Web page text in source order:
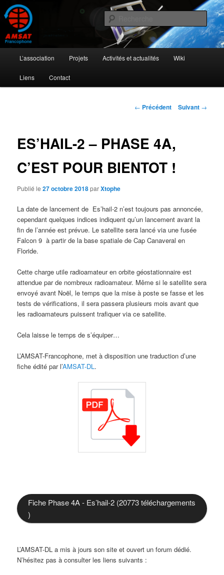
Aller
au
contenu
principalAMSAT Francophone
L'activité radioamateur par satellite
principal
L’association Projets Activités et actualités Wiki
Liens Contact
Navigation
← Précédent Suivant →
ES’HAIL-2 – PHASE 4A,
C’EST POUR BIENTOT !
Publié le27 octobre 2018parXtophe
La date de lancement de Es’hail-2 n’est toujours pas annoncée,
cependant quelques indices indiquent qu’un lancement avant la
fin de l’année est prévue. Le satellite sera lancé via une fusée
Falcon 9 à partir de la base spatiale de Cap Canaveral en
Floride.
Cette charge utile radioamateur en orbite géostationnaire est
attendue par de nombreux radioamateur. Même si le satellite sera
envoyé avant Noël, le temps que la mise à poste se fasse et les
tests de vérifications, il sera passera plusieurs mois avant que
les radioamateurs puissent trafiquer via ce satellite.
Cela laisse le temps de s’équiper…
L’AMSAT-Francophone, met à disposition une traduction d’une
fiche édité par l’AMSAT-DL.
Fiche Phase 4A - Es’hail-2 (20773 téléchargements
)
L’AMSAT-DL a mis à jours son site et ouvert un forum dédié.
N’hésitez pas à consulter les liens suivants :